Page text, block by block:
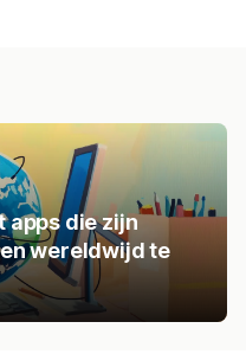
apps die zijn
wereldwijd te